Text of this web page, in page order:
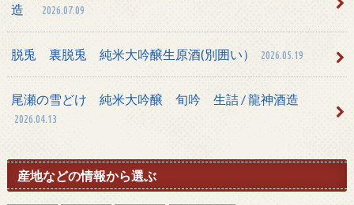
造
2026.07.09
脱兎 裏脱兎 純米大吟醸生原酒(別囲い） 2026.05.19
尾瀬の雪どけ 純米大吟醸 旬吟 生詰 / 龍神酒造
2026.04.13
産地などの情報から選ぶ